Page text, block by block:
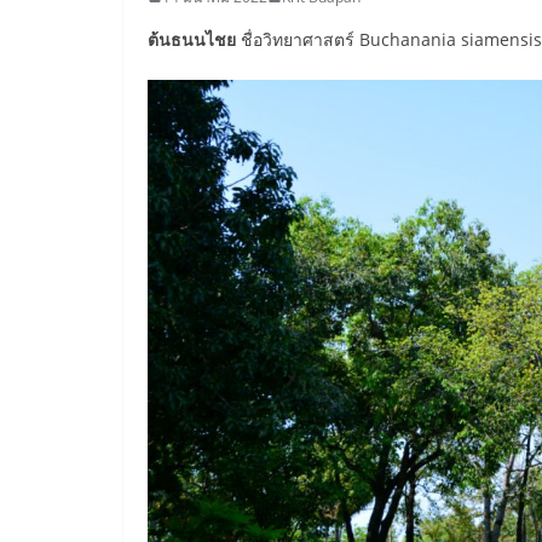
ต้นธนนไชย ชื่อวิทยาศาสตร์ Buchanania